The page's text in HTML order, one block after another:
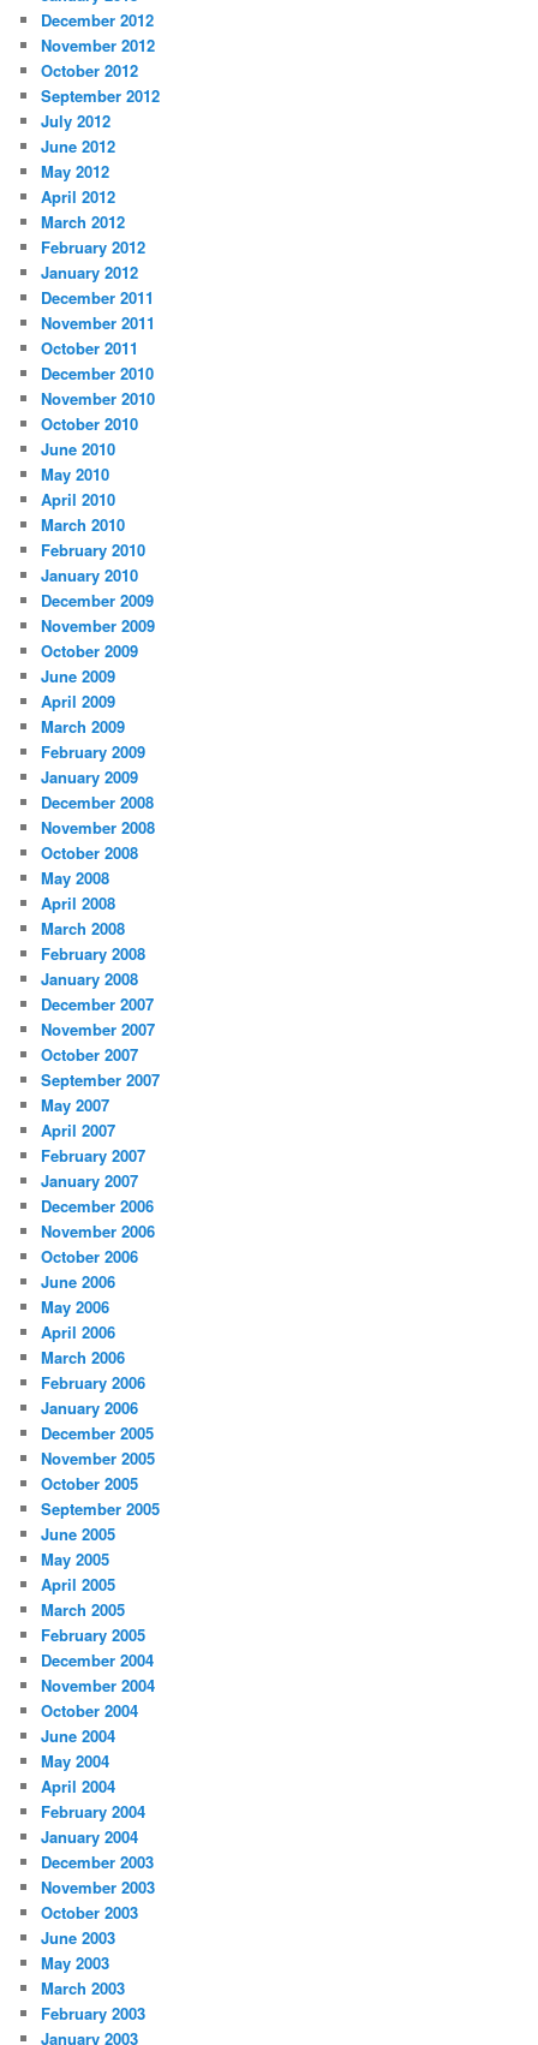
December 2012
November 2012
October 2012
September 2012
July 2012
June 2012
May 2012
April 2012
March 2012
February 2012
January 2012
December 2011
November 2011
October 2011
December 2010
November 2010
October 2010
June 2010
May 2010
April 2010
March 2010
February 2010
January 2010
December 2009
November 2009
October 2009
June 2009
April 2009
March 2009
February 2009
January 2009
December 2008
November 2008
October 2008
May 2008
April 2008
March 2008
February 2008
January 2008
December 2007
November 2007
October 2007
September 2007
May 2007
April 2007
February 2007
January 2007
December 2006
November 2006
October 2006
June 2006
May 2006
April 2006
March 2006
February 2006
January 2006
December 2005
November 2005
October 2005
September 2005
June 2005
May 2005
April 2005
March 2005
February 2005
December 2004
November 2004
October 2004
June 2004
May 2004
April 2004
February 2004
January 2004
December 2003
November 2003
October 2003
June 2003
May 2003
March 2003
February 2003
January 2003